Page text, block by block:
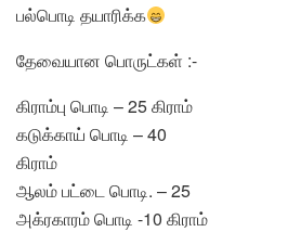
பல்பொடி தயாரிக்க
தேவையான பொருட்கள் :-
கிராம்பு பொடி – 25 கிராம்
கடுக்காய் பொடி – 40
கிராம்
ஆலம் பட்டை பொடி. – 25
அக்ரகாரம் பொடி -10 கிராம்